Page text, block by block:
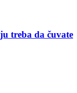
treba da čuvate